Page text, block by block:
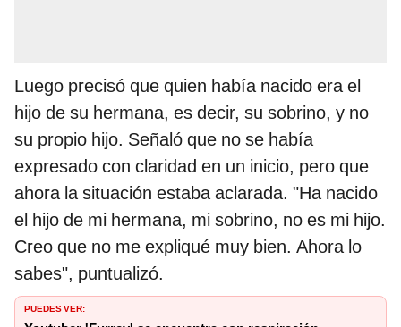
Luego precisó que quien había nacido era el
hijo de su hermana, es decir, su sobrino, y no
su propio hijo. Señaló que no se había
expresado con claridad en un inicio, pero que
ahora la situación estaba aclarada. "Ha nacido
el hijo de mi hermana, mi sobrino, no es mi hijo.
Creo que no me expliqué muy bien. Ahora lo
sabes", puntualizó.
PUEDES VER: